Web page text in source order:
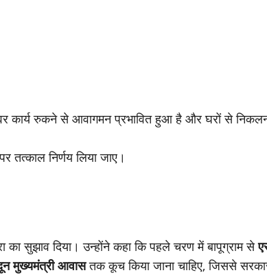
कार्य रुकने से आवागमन प्रभावित हुआ है और घरों से
तत्काल निर्णय लिया जाए।
सुझाव दिया। उन्होंने कहा कि पहले चरण में बापूग्राम से
मुख्यमंत्री आवासतक कूच किया जाना चाहिए, जिससे